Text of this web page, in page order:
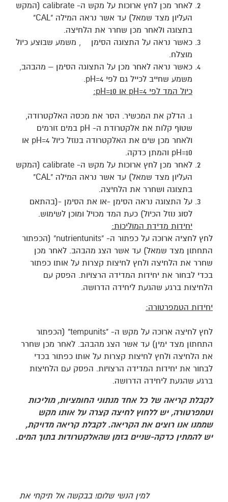
לאחר מכן לחץ ארוכות על מקש ה- calibrate (המקש
העליון מצד שמאל) עד אשר נראה המילה "CAL"
בתצוגה ולאחר מכן שחרר את הלחיצה.
כאשר נראה על התצוגה הסימן , משמע שבוצע כיול
מוצלח.
כאשר נראה לאחר מכן על התצוגה הסימן – מהבהב,
משמע שחייב לכייל גם לפי pH=4.
כיול המד לפי pH=4 או pH=10
:
1. הדלק את המכשיר. הסר את מכסה האלקטרודה,
שטוף קלות את אלקטרודת ה- pH במים זורמים
ולאחר מכן שים את האלקטרודה בנוזל כיול pH=4 או
pH=10 והמתן כדקה.
לאחר מכן לחץ ארוכות על מקש ה- calibrate (המקש
העליון מצד שמאל) עד אשר נראה המילה "CAL"
בתצוגה ושחרר את הלחיצה.
על התצוגה נראה הסימן -או את הסימן -(בהתאם
לסוג נוזל הכיול) כעת המד מכויל ומוכן לשימוש.
יחידות מדידת המוליכות:
לחץ לחציה ארוכה על כפתור ה- "nutrientunits" (הכפתור
התחתון מצד שמאל) עד אשר הצג מהבהב. לאחר מכן
שחרר את הלחיצה ולחץ לחיצות קצרות על אותו כפתור
בכדי לבחור את יחידות המדידה הרצויות. הפסק עם
הלחיצות ברגע שהגעת ליחידה הדרושה.
יחידות הטמפרטורה:
לחץ לחיצה ארוכה על מקש ה- "tempunits" (הכפתור
התחתון מצד ימין) עד אשר הצג מהבהב. לאחר מכן שחרר
את הלחיצה ולחץ לחיצות קצרות על אותו כפתור בכדי
לבחור את יחידות המדידה הרצויות. הפסק עם הלחיצות
ברגע שהגעת ליחידה הדרושה.
לקבלת קריאה של כל אחד מנתוני החומציות, מוליכות
וטמפרטורה, יש ללחוץ לחיצה קצרה על אותו מקש
שממנו אנו רוצים את הקריאה. לקבלת קריאה מדויקת,
יש להמתין כדקה-שניים בזמן שהאלקטרודות בתוך המים.
למין הנשי שלום! בבקשה אל תיקחי את